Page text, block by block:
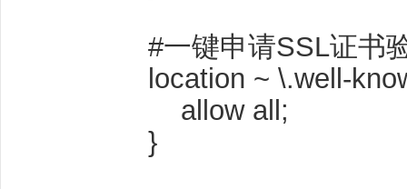
#一键申请SSL证书
location ~ \.well-
allow all;
}